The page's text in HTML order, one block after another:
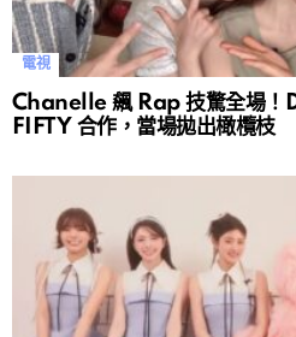
電視
Chanelle 飆 Rap 技驚全場！
FIFTY 合作，當場拋出橄欖枝